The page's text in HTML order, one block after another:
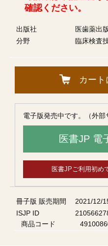
確認ください。
出版社
医歯薬出
分野
臨床検査
カート
電子版発売中です。（外部
医書JP 電
医書JPご利用初め
冊子版 販売期間
2021/12/
ISJP ID
商品コード